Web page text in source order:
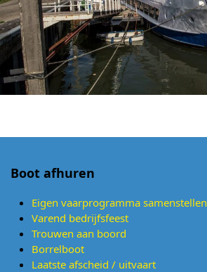
Boot afhuren
Eigen vaarprogramma samenstellen
Varend bedrijfsfeest
Trouwen aan boord
Borrelboot
Laatste afscheid / uitvaart